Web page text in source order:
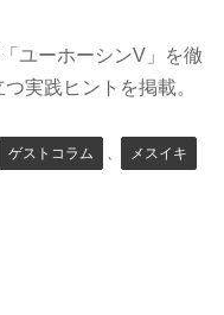
ユーホーシンV」を徹
実践ヒントを掲載。
ゲストコラム 、 メスイキ